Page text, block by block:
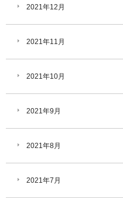
2021年12月
2021年11月
2021年10月
2021年9月
2021年8月
2021年7月